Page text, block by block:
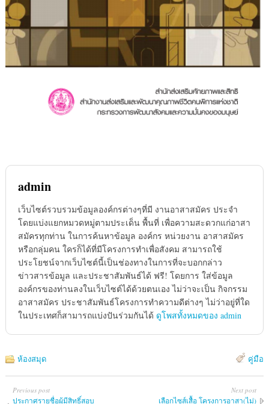
admin
เว็บไซต์รวบรวมข้อมูลองค์กรต่างๆที่มี งานอาสาสมัคร ประจำ
โดยแบ่งแยกหมวดหมู่ตามประเด็น พื้นที่ เพื่อความสะดวกแก่อาสา
สมัครทุกท่าน ในการค้นหาข้อมูล องค์กร หน่วยงาน อาสาสมัคร
หรือกลุ่มคน ใครก็ได้ที่มีโครงการทำเพื่อสังคม สามารถใช้
ประโยชน์จากเว็บไซต์นี้เป็นช่องทางในการที่จะบอกกล่าว
ข่าวสารข้อมูล และประชาสัมพันธ์ได้ ฟรี! โดยการ ใส่ข้อมูล
องค์กรของท่านลงในเว็บไซต์ได้ด้วยตนเอง ไม่ว่าจะเป็น กิจกรรม
อาสาสมัคร ประชาสัมพันธ์โครงการทำความดีต่างๆ ไม่ว่าอยู่ที่ใด
ในประเทศก็สามารถแบ่งปันร่วมกันได้ ดูโพสทั้งหมดของ admin
คู่มือ
ห้องสมุด
Previous post
ประกาศรายชื่อผู้มีสิทธิ์สอบ
Next post
เลือกไซส์เสื้อ โครงการอาสา(ไม่)